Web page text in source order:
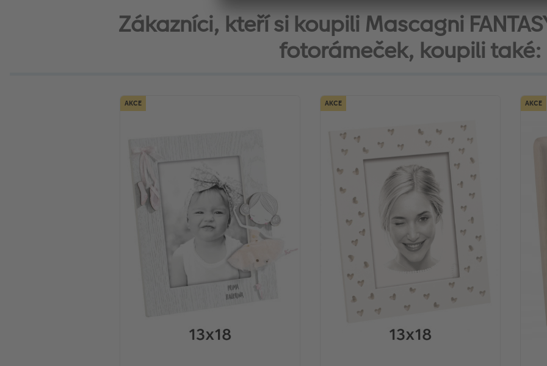
Zákazníci, kteří si koupili Mascagni
fotorámeček, koupili také:
AKCE AKCE AKCE